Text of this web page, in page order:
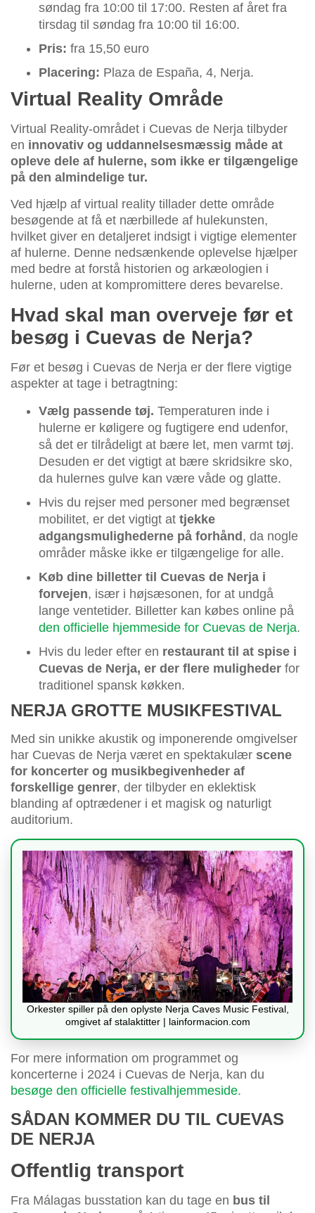
søndag fra 10:00 til 17:00. Resten af året fra
tirsdag til søndag fra 10:00 til 16:00.
Pris: fra 15,50 euro
Placering: Plaza de España, 4, Nerja.
Virtual Reality Område
Virtual Reality-området i Cuevas de Nerja tilbyder
en innovativ og uddannelsesmæssig måde at
opleve dele af hulerne, som ikke er tilgængelige
på den almindelige tur.
Ved hjælp af virtual reality tillader dette område
besøgende at få et nærbillede af hulekunsten,
hvilket giver en detaljeret indsigt i vigtige elementer
af hulerne. Denne nedsænkende oplevelse hjælper
med bedre at forstå historien og arkæologien i
hulerne, uden at kompromittere deres bevarelse.
Hvad skal man overveje før et
besøg i Cuevas de Nerja?
Før et besøg i Cuevas de Nerja er der flere vigtige
aspekter at tage i betragtning:
Vælg passende tøj. Temperaturen inde i
hulerne er køligere og fugtigere end udenfor,
så det er tilrådeligt at bære let, men varmt tøj.
Desuden er det vigtigt at bære skridsikre sko,
da hulernes gulve kan være våde og glatte.
Hvis du rejser med personer med begrænset
mobilitet, er det vigtigt at tjekke
adgangsmulighederne på forhånd , da nogle
områder måske ikke er tilgængelige for alle.
Køb dine billetter til Cuevas de Nerja i
forvejen, især i højsæsonen, for at undgå
lange ventetider. Billetter kan købes online på
den officielle hjemmeside for Cuevas de Nerja.
Hvis du leder efter en restaurant til at spise i
Cuevas de Nerja, er der flere muligheder for
traditionel spansk køkken.
NERJA GROTTE MUSIKFESTIVAL
Med sin unikke akustik og imponerende omgivelser
har Cuevas de Nerja været en spektakulær scene
for koncerter og musikbegivenheder af
forskellige genrer, der tilbyder en eklektisk
blanding af optrædener i et magisk og naturligt
auditorium.
Orkester spiller på den oplyste Nerja Caves Music Festival,
omgivet af stalaktitter | lainformacion.com
For mere information om programmet og
koncerterne i 2024 i Cuevas de Nerja, kan du
besøge den officielle festivalhjemmeside.
SÅDAN KOMMER DU TIL CUEVAS
DE NERJA
Offentlig transport
Fra Málagas busstation kan du tage en bus til